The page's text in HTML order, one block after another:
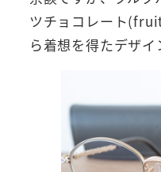
ツチョコレート
ら着想を得たデザイ